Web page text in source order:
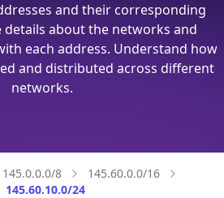
and their corresponding
details about the networks and
each address. Understand how
and distributed across different
networks.
145.0.0.0/8
145.60.0.0/16
145.60.10.0/24